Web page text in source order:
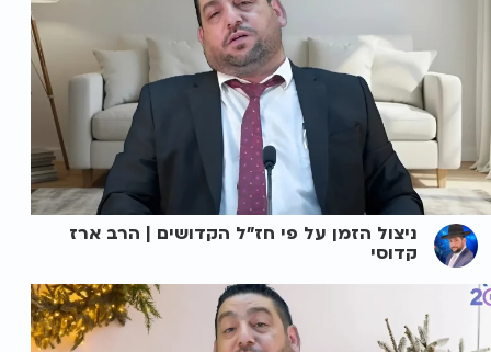
ניצול הזמן על פי חז"ל הקדושים | הרב ארז
קדוסי